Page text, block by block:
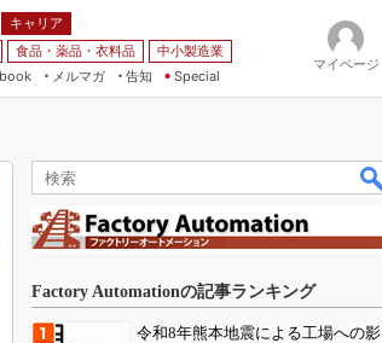
キャリア
食品・薬品・衣料品
中小製造業
メルマガ
告知 Special
マイページ
Factory Automationの記事ランキング
令和8年熊本地震による工場への影